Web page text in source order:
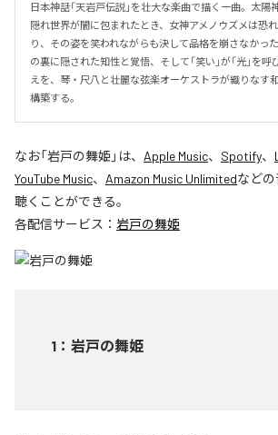
日本神話「天岩戸伝説」を壮大な楽曲で描く一曲。太陽
隠れ世界が闇に包まれたとき、女神アメノウズメは恐
り、その姿を笑われながらも決して品格を崩さなかっ
の裏に隠された知性と覚悟、そして「笑い」が「光」を
えを、琴・尺八と壮麗な弦楽オーケストラが織りなす
構築する。
なお「岩戸の舞姫 」は、 Apple Music、 Spotify、
YouTube Music、 Amazon Music Unlimitedなど
聴くことができる。
各配信サービス： 岩戸の舞姫
1 ： 岩戸の舞姫